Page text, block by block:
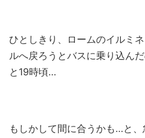
ひとしきり、ロームのイルミ
ルへ戻ろうとバスに乗り込ん
と19時頃…
もしかして間に合うかも…と、